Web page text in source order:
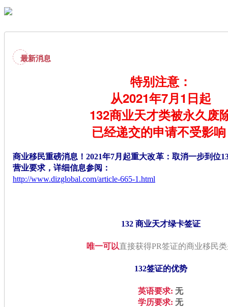
最新消息
特别注意：
从2021年7月1日起
132商业天才类被永久废
已经递交的申请不受影
商业移民重磅消息！2021年7月起重大改革：取消一步到位
营业要求， 详细信息参阅：
http://www.dizglobal.com/article-665-1.html
132 商业天才绿卡签证
唯一可以直接获得PR签证的商业移民
132签证的优势
英语要求: 无
学历要求: 无